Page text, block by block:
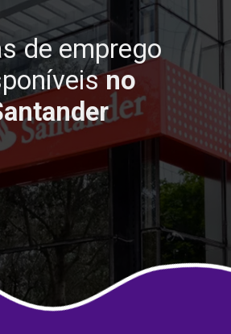
de emprego
no